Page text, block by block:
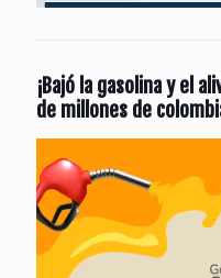
¡Bajó la gasolina y el
de millones de
de
vídeo